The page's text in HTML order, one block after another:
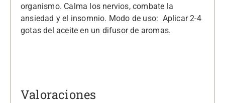
organismo. Calma los nervios, combate la
ansiedad y el insomnio. Modo de uso: Aplicar 2-4
gotas del aceite en un difusor de aromas.
Valoraciones